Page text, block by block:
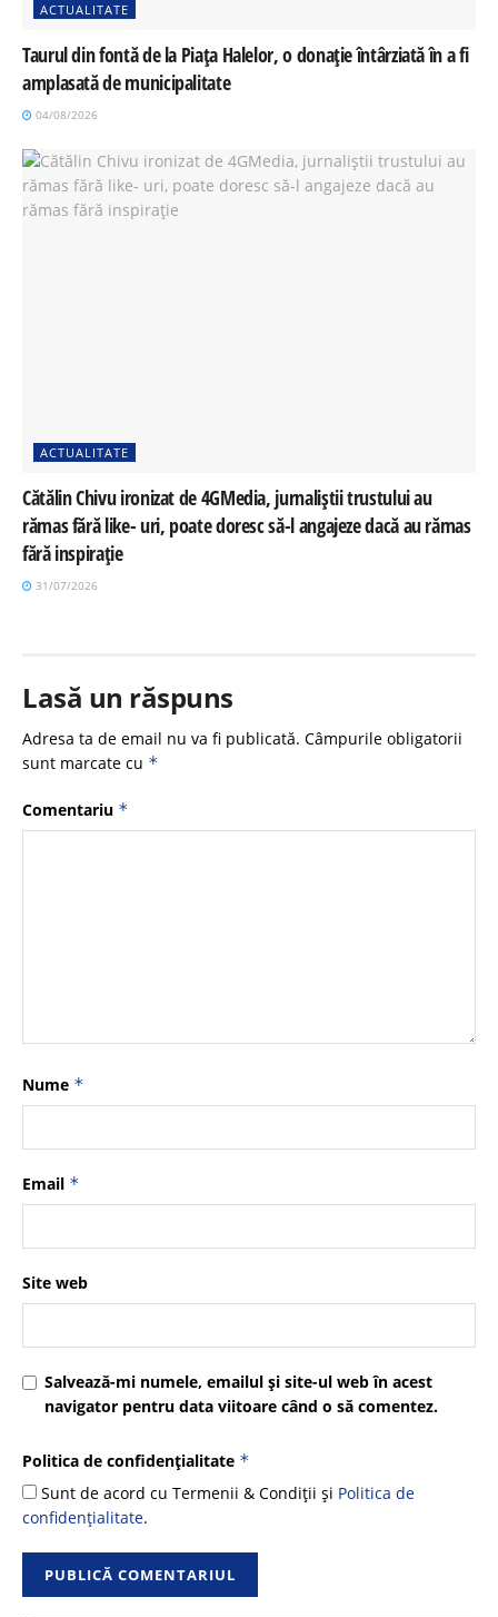
ACTUALITATE
Taurul din fontă de la Piața Halelor, o donație întârziată în a fi
amplasată de municipalitate
04/08/2026
ACTUALITATE
Cătălin Chivu ironizat de 4GMedia, jurnaliștii trustului au
rămas fără like- uri, poate doresc să-l angajeze dacă au rămas
fără inspirație
31/07/2026
Lasă un răspuns
Adresa ta de email nu va fi publicată. Câmpurile obligatorii
sunt marcate cu *
Comentariu *
Nume *
Email *
Site web
Salvează-mi numele, emailul și site-ul web în acest
navigator pentru data viitoare când o să comentez.
Politica de confidențialitate *
Sunt de acord cu Termenii & Condiții și Politica de
confidențialitate.